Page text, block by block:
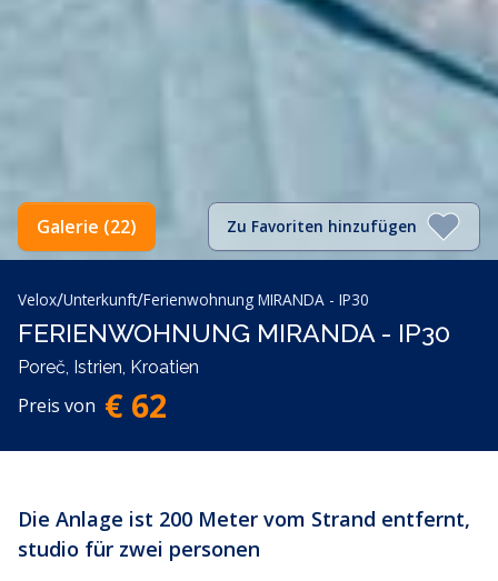
Zu Favoriten hinzufügen
Galerie (22)
Velox/Unterkunft/Ferienwohnung MIRANDA - IP30
FERIENWOHNUNG MIRANDA - IP30
Poreč, Istrien, Kroatien
Preis von € 62
Die Anlage ist 200 Meter vom Strand entfernt,
studio für zwei personen